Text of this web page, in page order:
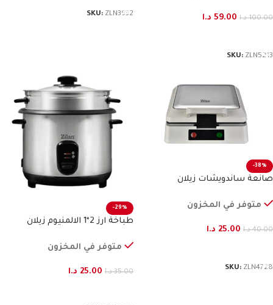
100.00 د.ا 59.00 د.ا
SKU: ZLN5213
SKU: ZLN3932
-38%
صانعة ساندويشات زيلان
متوفر في المخزون
40.00 د.ا 25.00 د.ا
SKU: ZLN4728
-29%
طباخة ارز 2*1 الالمنيوم زيلان
متوفر في المخزون
35.00 د.ا 25.00 د.ا